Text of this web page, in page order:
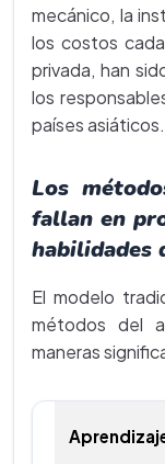
mecánico, la
los costos
privada, han
los
países asiáticos.
Los
fallan en
habilidades
El modelo
métodos del
maneras